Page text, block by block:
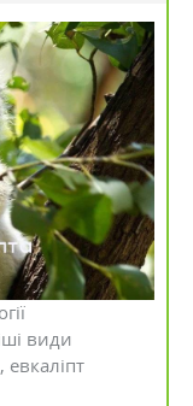
види
евкаліпт